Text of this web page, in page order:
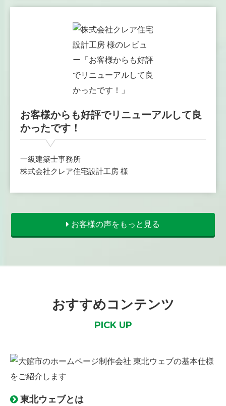
お客様からも好評でリニューアルして良
かったです！
一級建築士事務所
株式会社クレア住宅設計工房 様
お客様の声をもっと見る
おすすめコンテンツ
PICK UP
東北ウェブとは